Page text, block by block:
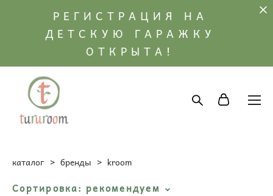
РЕГИСТРАЦИЯ НА
ДЕТСКУЮ ГАРАЖКУ
ОТКРЫТА!
каталог > бренды > kroom
Сортировка: рекомендуем